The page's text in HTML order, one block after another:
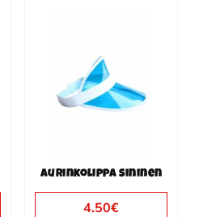
Aurinkolippa sininen
4.50€